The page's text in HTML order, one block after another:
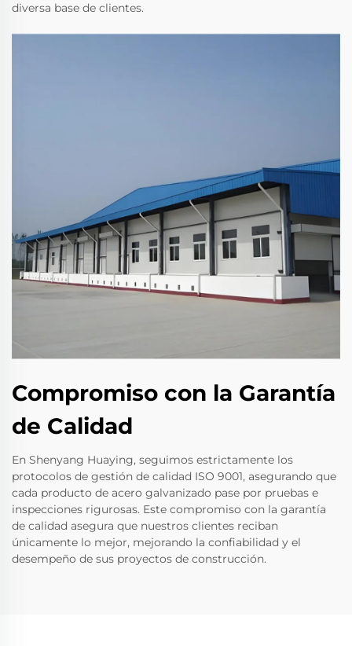
diversa base de clientes.
Compromiso con la Garantía
de Calidad
En Shenyang Huaying, seguimos estrictamente los
protocolos de gestión de calidad ISO 9001, asegurando que
cada producto de acero galvanizado pase por pruebas e
inspecciones rigurosas. Este compromiso con la garantía
de calidad asegura que nuestros clientes reciban
únicamente lo mejor, mejorando la confiabilidad y el
desempeño de sus proyectos de construcción.